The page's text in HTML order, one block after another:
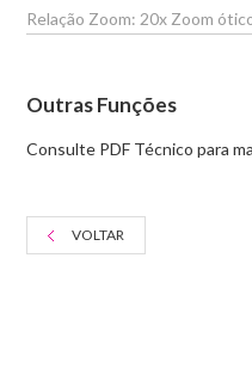
Relação Zoom: 20x Zoom
Outras Funções
Consulte PDF Técnico para
VOLTAR